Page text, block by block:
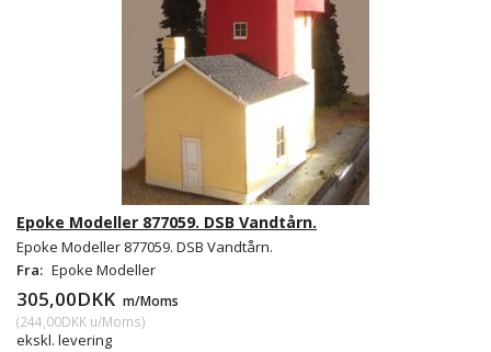
Epoke Modeller 877059. DSB Vandtårn.
Epoke Modeller 877059. DSB Vandtårn.
Fra: Epoke Modeller
305,00DKK m/Moms
(244,00DKK u/Moms)
ekskl. levering